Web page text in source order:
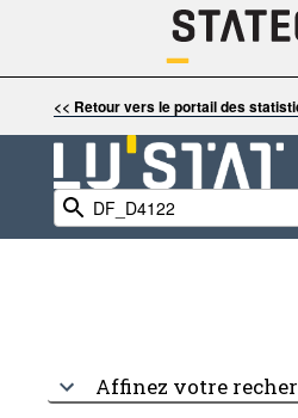
<< Retour vers le portail des
Affinez votre